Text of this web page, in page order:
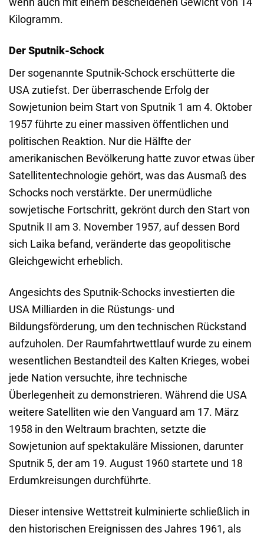
Kilogramm.
Der Sputnik-Schock
Der sogenannte Sputnik-Schock erschütterte die
USA zutiefst. Der überraschende Erfolg der
Sowjetunion beim Start von Sputnik 1 am 4. Oktober
1957 führte zu einer massiven öffentlichen und
politischen Reaktion. Nur die Hälfte der
amerikanischen Bevölkerung hatte zuvor etwas über
Satellitentechnologie gehört, was das Ausmaß des
Schocks noch verstärkte. Der unermüdliche
sowjetische Fortschritt, gekrönt durch den Start von
Sputnik II am 3. November 1957, auf dessen Bord
sich Laika befand, veränderte das geopolitische
Gleichgewicht erheblich.
Angesichts des Sputnik-Schocks investierten die
USA Milliarden in die Rüstungs- und
Bildungsförderung, um den technischen Rückstand
aufzuholen. Der Raumfahrtwettlauf wurde zu einem
wesentlichen Bestandteil des Kalten Krieges, wobei
jede Nation versuchte, ihre technische
Überlegenheit zu demonstrieren. Während die USA
weitere Satelliten wie den Vanguard am 17. März
1958 in den Weltraum brachten, setzte die
Sowjetunion auf spektakuläre Missionen, darunter
Sputnik 5, der am 19. August 1960 startete und 18
Erdumkreisungen durchführte.
Dieser intensive Wettstreit kulminierte schließlich in
den historischen Ereignissen des Jahres 1961, als